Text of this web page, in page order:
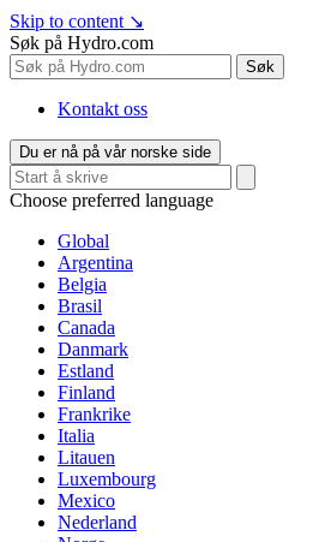
Skip to content ↘
Søk på Hydro.com
Søk
Kontakt oss
Du er nå på vår norske side
Choose preferred language
Global
Argentina
Belgia
Brasil
Canada
Danmark
Estland
Finland
Frankrike
Italia
Litauen
Luxembourg
Mexico
Nederland